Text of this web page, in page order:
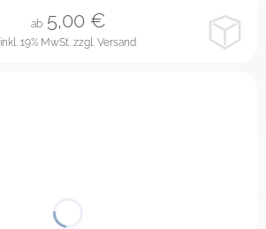
inkl. 19% MwSt. zzgl. Versand
ab 5,00€